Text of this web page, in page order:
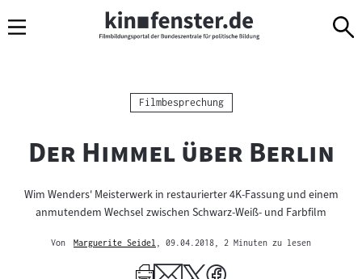
Navigation
zum
zur
Kategorie:
Filmbesprechung
"
Der Himmel über Berlin
Wim Wenders' Meisterwerk in restaurierter 4K-Fassung und einem
anmutendem Wechsel zwischen Schwarz-Weiß- und Farbfilm
Von
Marguerite Seidel
Author
, 09.04.2018 , 2 Minuten zu lesen